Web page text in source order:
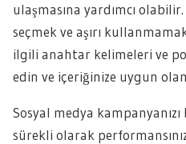
ulaşmasına yardımcı
seçmek ve aşırı
ilgili anahtar kelimeleri ve
edin ve içeriğinize uygun
Sosyal medya
sürekli olarak